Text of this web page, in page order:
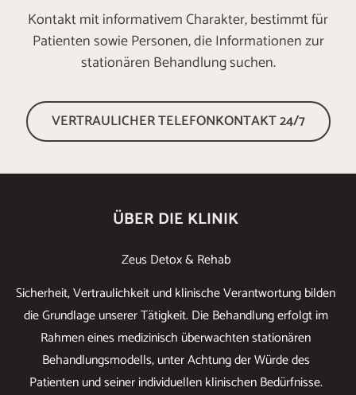
Kontakt mit informativem Charakter, bestimmt für
Patienten sowie Personen, die Informationen zur
stationären Behandlung suchen.
VERTRAULICHER TELEFONKONTAKT 24/7
ÜBER DIE KLINIK
Zeus Detox & Rehab
Sicherheit, Vertraulichkeit und klinische Verantwortung bilden
die Grundlage unserer Tätigkeit. Die Behandlung erfolgt im
Rahmen eines medizinisch überwachten stationären
Behandlungsmodells, unter Achtung der Würde des
Patienten und seiner individuellen klinischen Bedürfnisse.